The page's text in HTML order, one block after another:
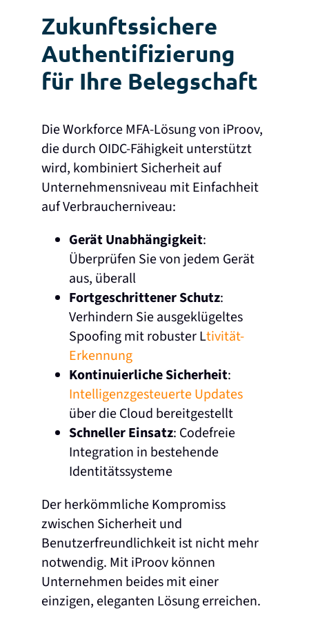
Zukunftssichere
Authentifizierung
für Ihre Belegschaft
Die Workforce MFA-Lösung von iProov,
die durch OIDC-Fähigkeit unterstützt
wird, kombiniert Sicherheit auf
Unternehmensniveau mit Einfachheit
auf Verbraucherniveau:
Gerät Unabhängigkeit:
Überprüfen Sie von jedem Gerät
aus, überall
Fortgeschrittener Schutz:
Verhindern Sie ausgeklügeltes
Spoofing mit robuster Ltivität-
Erkennung
Kontinuierliche Sicherheit:
Intelligenzgesteuerte Updates
über die Cloud bereitgestellt
Schneller Einsatz: Codefreie
Integration in bestehende
Identitätssysteme
Der herkömmliche Kompromiss
zwischen Sicherheit und
Benutzerfreundlichkeit ist nicht mehr
notwendig. Mit iProov können
Unternehmen beides mit einer
einzigen, eleganten Lösung erreichen.